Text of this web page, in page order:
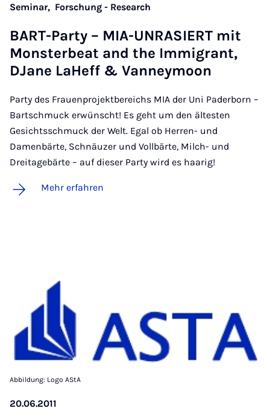
Seminar, Forschung - Research
BART-Par­ty – MIA-UN­RA­SIERT mit
Mons­ter­beat and the Im­mi­grant,
DJa­ne La­Heff & Van­ney­moon
Party des Frauenprojektbereichs MIA der Uni Paderborn –
Bartschmuck erwünscht! Es geht um den ältesten
Gesichtsschmuck der Welt. Egal ob Herren- und
Damenbärte, Schnäuzer und Vollbärte, Milch- und
Dreitagebärte – auf dieser Party wird es haarig!
Mehr erfahren
Abbildung: Logo AStA
20.06.2011